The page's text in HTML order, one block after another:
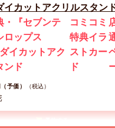
イカットアクリルスタンド
・『セブンテ
ロップス
ダイカットアク
ンド
コミコミ
特典イラ
ストカー
ド
予価） （税込）